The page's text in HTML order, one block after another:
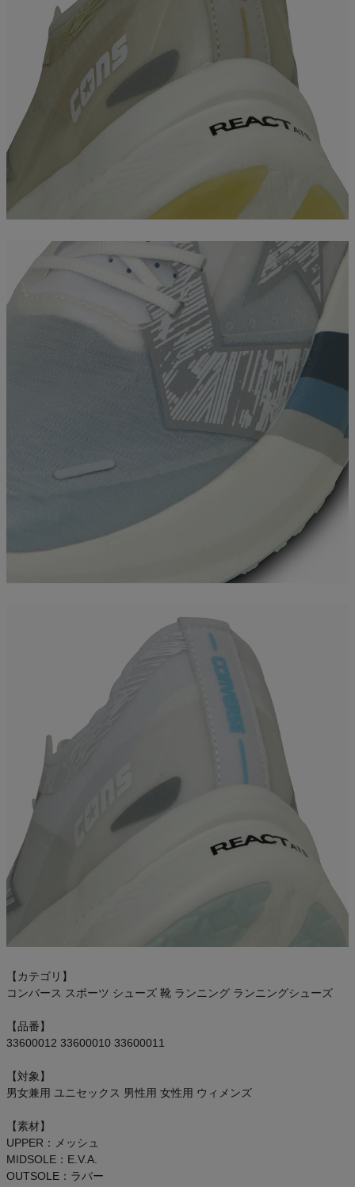
【カテゴリ】
コンバース スポーツ シューズ 靴 ランニング ランニングシューズ
【品番】
33600012 33600010 33600011
【対象】
男女兼用 ユニセックス 男性用 女性用 ウィメンズ
【素材】
UPPER：メッシュ
MIDSOLE：E.V.A.
OUTSOLE：ラバー